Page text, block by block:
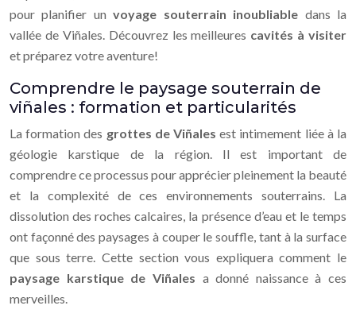
pour planifier unvoyage souterrain inoubliable dans la
vallée de Viñales. Découvrez les meilleures cavités à visiter
et préparez votre aventure!
Comprendre le paysage souterrain de
viñales : formation et particularités
La formation des grottes de Viñalesest intimement liée à la
géologie karstique de la région. Il est important de
comprendre ce processus pour apprécier pleinement la beauté
et la complexité de ces environnements souterrains. La
dissolution des roches calcaires, la présence d’eau et le temps
ont façonné des paysages à couper le souffle, tant à la surface
que sous terre. Cette section vous expliquera comment le
paysage karstique de Viñales a donné naissance à ces
merveilles.